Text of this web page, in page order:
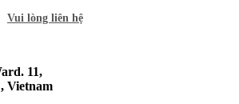
Vui lòng liên hệ
11,
Vietnam